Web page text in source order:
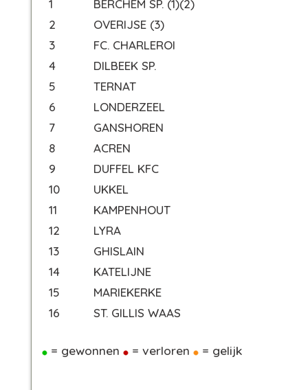
1
BERCHEM SP. (1)(2)
2
OVERIJSE (3)
3
FC. CHARLEROI
4
DILBEEK SP.
5
TERNAT
6
LONDERZEEL
7
GANSHOREN
8
ACREN
9
DUFFEL KFC
10
UKKEL
11
KAMPENHOUT
12
LYRA
13
GHISLAIN
14
KATELIJNE
15
MARIEKERKE
16
ST. GILLIS WAAS
= gewonnen = verloren = gelijk